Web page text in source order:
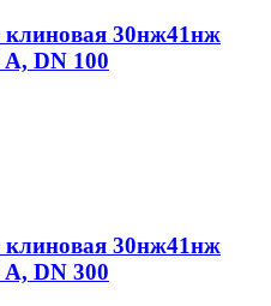
30нж41нж
А, DN 100
30нж41нж
А, DN 300